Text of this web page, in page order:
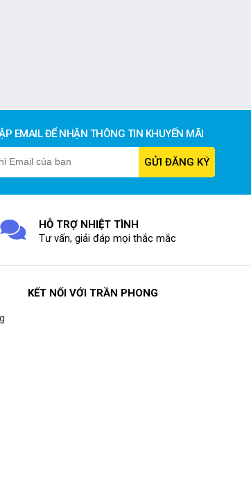
EMAIL ĐỂ NHẬN THÔNG TIN KHUYẾN MÃI
HỖ TRỢ NHIỆT TÌNH
Tư vấn, giải đáp mọi thắc mắc
KẾT NỐI VỚI TRẦN PHONG